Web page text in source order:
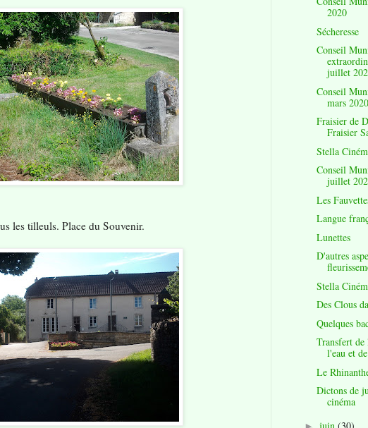
les tilleuls. Place du Souvenir.
2020
Sécheresse
Conseil
juillet
Conseil
mars 2020
Fraisier de
Fraisier
Stella
Conseil
juillet
Les
Langue
Lunettes
D'autres
Stella
Des Clous
Quelques
Transfert de
l'eau et
Le
Dictons de
cinéma
► juin (30)